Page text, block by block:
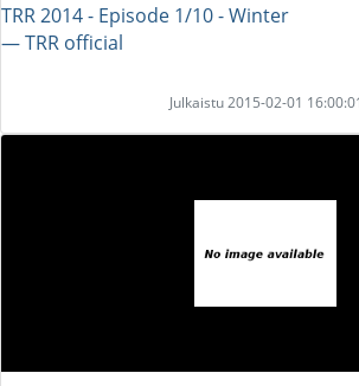
TRR 2014 - Episode 1/10 - Winter
― TRR official
Julkaistu 2015-02-01